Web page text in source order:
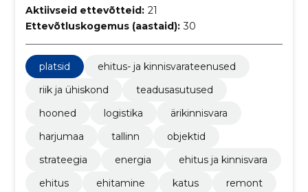
Aktiivseid ettevõtteid: 21
Ettevõtluskogemus (aastaid): 30
platsid
ehitus- ja kinnisvarateenused
riik ja ühiskond
teadusasutused
hooned
logistika
ärikinnisvara
harjumaa
tallinn
objektid
strateegia
energia
ehitus ja kinnisvara
ehitus
ehitamine katus
remont